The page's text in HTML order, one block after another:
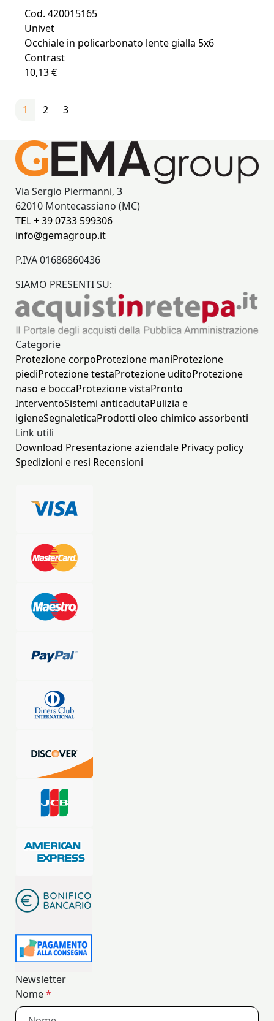
Cod. 420015165
Univet
Occhiale in policarbonato lente gialla 5x6
Contrast
10,13 €
1 2 3
Via Sergio Piermanni, 3
62010 Montecassiano (MC)
TEL + 39 0733 599306
info@gemagroup.it
P.IVA 01686860436
SIAMO PRESENTI SU:
Categorie
Protezione corpoProtezione maniProtezione
piediProtezione testaProtezione uditoProtezione
naso e boccaProtezione vistaPronto
InterventoSistemi anticadutaPulizia e
igieneSegnaleticaProdotti oleo chimico assorbenti
Link utili
Download Presentazione aziendale Privacy policy
Spedizioni e resi Recensioni
Newsletter
Nome*